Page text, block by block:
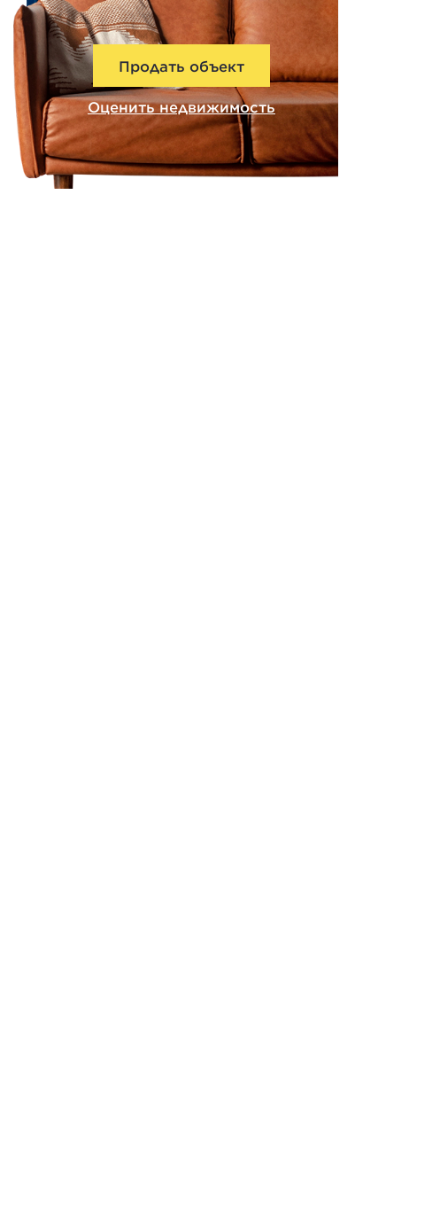
Продать объект
Оценить недвижимость